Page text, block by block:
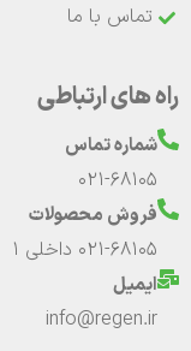
تماس با ما
راه های ارتباطی
شماره تماس
021-68105
فروش محصولات
021-68105 داخلی 1
ایمیل
info@regen.ir